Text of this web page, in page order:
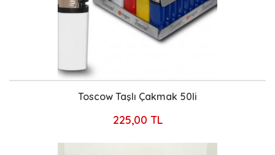
Toscow Taşlı Çakmak 50li
225,00 TL